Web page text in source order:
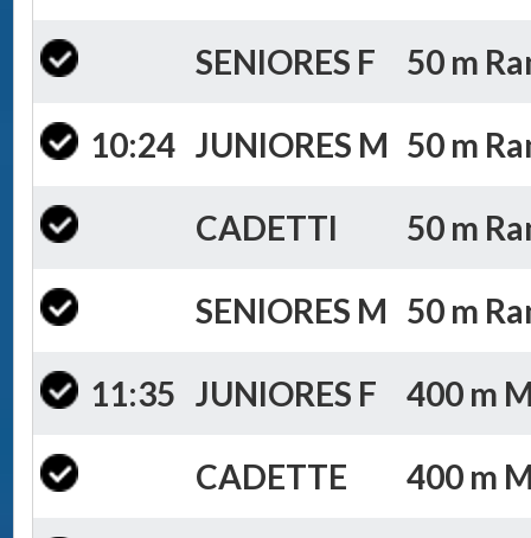
SENIORES F 50 m
10:24 JUNIORES M 50 m
CADETTI 50 m
SENIORES M 50 m
11:35 JUNIORES F 400 m
CADETTE 400 m